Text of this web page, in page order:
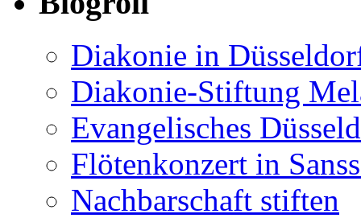
Diakonie in
Diakonie-Stiftung
Evangelisches
Flötenkonzert in
Nachbarschaft stiften